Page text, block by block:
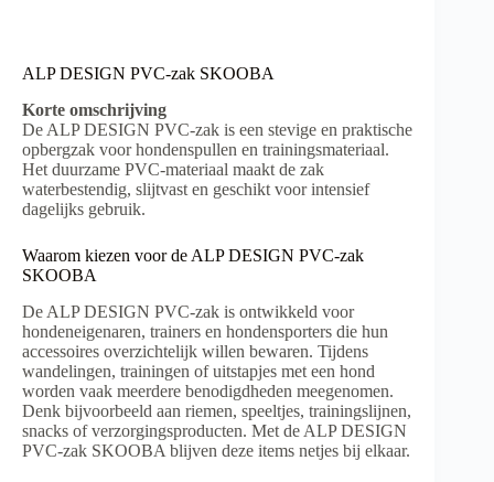
ALP DESIGN PVC-zak SKOOBA
Korte omschrijving
De ALP DESIGN PVC-zak is een stevige en praktische
opbergzak voor hondenspullen en trainingsmateriaal.
Het duurzame PVC-materiaal maakt de zak
waterbestendig, slijtvast en geschikt voor intensief
dagelijks gebruik.
Waarom kiezen voor de ALP DESIGN PVC-zak
SKOOBA
De ALP DESIGN PVC-zak is ontwikkeld voor
hondeneigenaren, trainers en hondensporters die hun
accessoires overzichtelijk willen bewaren. Tijdens
wandelingen, trainingen of uitstapjes met een hond
worden vaak meerdere benodigdheden meegenomen.
Denk bijvoorbeeld aan riemen, speeltjes, trainingslijnen,
snacks of verzorgingsproducten. Met de ALP DESIGN
PVC-zak SKOOBA blijven deze items netjes bij elkaar.